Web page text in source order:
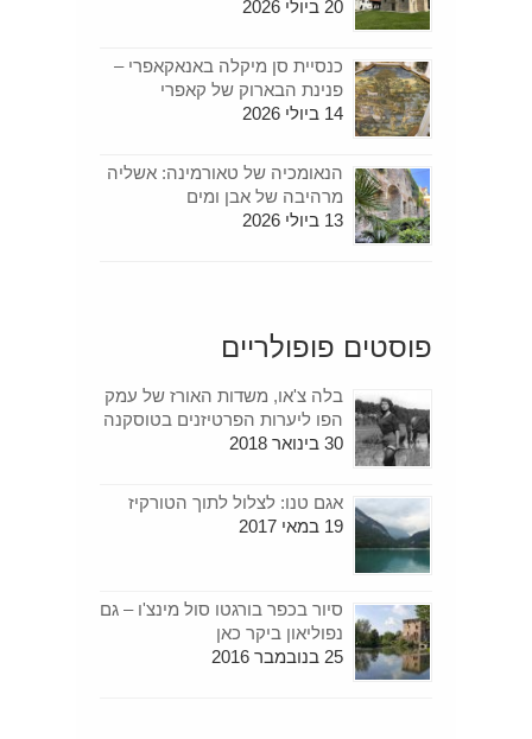
20 ביולי 2026
כנסיית סן מיקלה באנאקאפרי –
פנינת הבארוק של קאפרי
14 ביולי 2026
הנאומכיה של טאורמינה: אשליה
מרהיבה של אבן ומים
13 ביולי 2026
פוסטים פופולריים
בלה צ'או, משדות האורז של עמק
הפו ליערות הפרטיזנים בטוסקנה
30 בינואר 2018
אגם טנו: לצלול לתוך הטורקיז
19 במאי 2017
סיור בכפר בורגטו סול מינצ'ו – גם
נפוליאון ביקר כאן
25 בנובמבר 2016